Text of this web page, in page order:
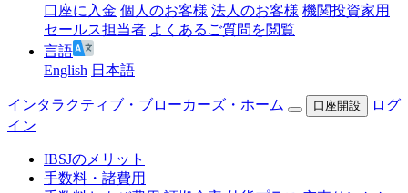
口座に入金 個人のお客様 法人のお客様 機関投資家用
セールス担当者 よくあるご質問を閲覧
言語
English 日本語
インタラクティブ・ブローカーズ・ホーム 口座開設
ログ
イン
IBSJのメリット
手数料・諸費用